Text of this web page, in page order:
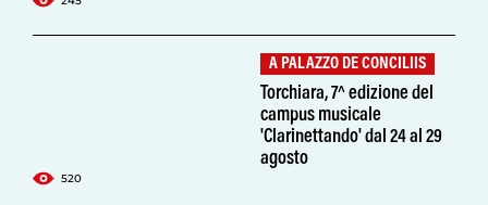
520
A PALAZZO DE CONCILIIS
Torchiara, 7^ edizione del
campus musicale
'Clarinettando' dal 24 al 29
agosto